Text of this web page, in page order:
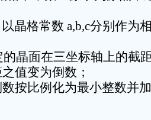
晶格常数 a,b,c分别作为
晶面在三坐标轴上的截
值变为倒数；
按比例化为最小整数并加